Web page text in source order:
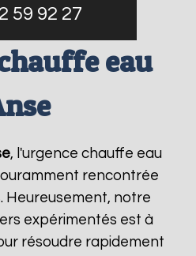
59 92 27
eau
, l'urgence chauffe eau
rencontrée
Heureusement, notre
expérimentés est à
résoudre rapidement